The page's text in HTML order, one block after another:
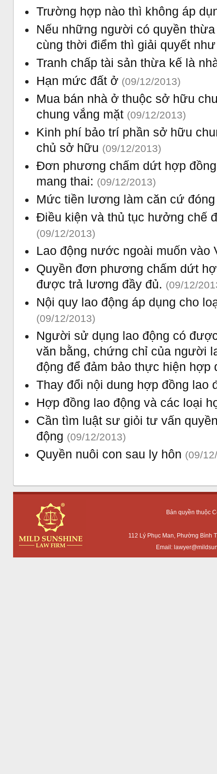
Trường hợp nào thì không áp
Nếu những người có quyền
cùng thời điểm thì giải quyết
Tranh chấp tài sản thừa kế là
Hạn mức đất ở (09/12/2013)
Mua bán nhà ở thuộc sở hữu
chung vắng mặt (09/12/2013)
Kinh phí bảo trí phần sở hữu
chủ sở hữu (09/12/2013)
Đơn phương chấm dứt hợp
mang thai: (09/12/2013)
Mức tiền lương làm căn cứ
Điều kiện và thủ tục hưởng chế
(09/12/2013)
Lao động nước ngoài muốn
Quyền đơn phương chấm dứt
được trả lương đầy đủ. (09/12/
Nội quy lao động áp dụng cho
(09/12/2013)
Người sử dụng lao động có
văn bằng, chứng chỉ của người
động để đảm bảo thực hiện hợp
Thay đổi nội dung hợp đồng lao
Hợp đồng lao động và các loại
Cần tìm luật sư giỏi tư vấn
động (09/12/2013)
Quyền nuôi con sau ly hôn (09/
Bản quyền thuộc
112 Lý Phục Man, Phường Bình
Email: